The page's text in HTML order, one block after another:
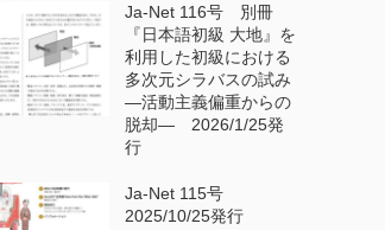
Ja-Net 116号 別冊
『日本語初級 大地』を
利用した初級における
多次元シラバスの試み
—活動主義偏重からの
脱却— 2026/1/25発
行
Ja-Net 115号
2025/10/25発行